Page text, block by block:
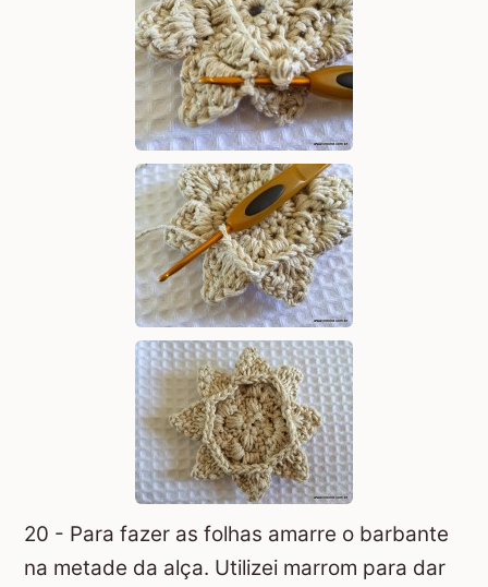
20 - Para fazer as folhas amarre o barbante
na metade da alça. Utilizei marrom para dar